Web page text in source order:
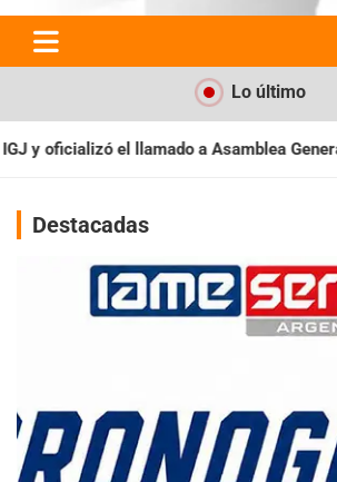
Argentina
Lo último
General Ordinaria IAME SERIES
Destacadas